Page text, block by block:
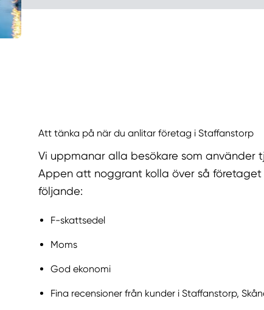
Att tänka på när du anlitar företag i Staffanstorp
Vi uppmanar alla besökare som använder
Appen att noggrant kolla över så
följande:
F-skattsedel
Moms
God ekonomi
Fina recensioner från kunder i Staffanstorp,